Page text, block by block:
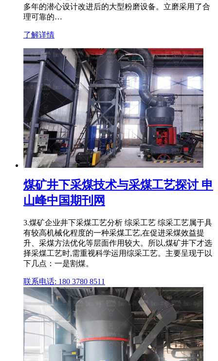
多年的潜心设计改进后的大型粉磨设备。立磨采用了合
理可靠的…
了解详情
煤矿井下采煤技术与采煤工艺探讨 申
山峰中国期刊网
3.煤矿企业井下采煤工艺分析 综采工艺 综采工艺属于具
有较高机械化程度的一种采煤工艺,在促进采煤效益提
升、采煤方法优化等层面作用较大。所以,煤矿井下才选
择采煤工艺时,需重视科学运用综采工艺。主要呈现于以
下几点：一是割煤。
联系电话: 180 3780 8511